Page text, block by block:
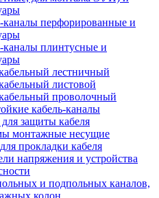
каналы перфорированные и
каналы плинтусные и
лестничный
листовой
проволочный
кабель-каналы
для защиты кабеля
монтажные несущие
прокладки кабеля
напряжения и устройства
и подпольных каналов,
колон